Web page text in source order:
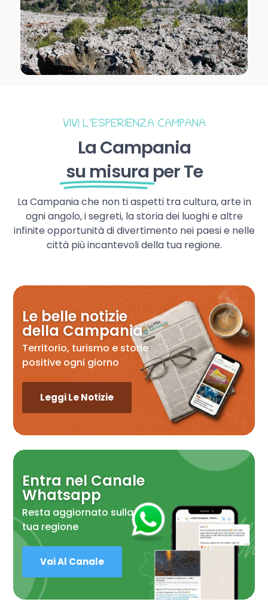
VIVI L’ESPERIENZA CAMPANA
La Campania
su misura per Te
La Campania che non ti aspetti tra cultura, arte in
ogni angolo, i segreti, la storia dei luoghi e altre
infinite opportunità di divertimento nei paesi e nelle
città più incantevoli della tua regione.
Le belle notizie
della Campania
Territorio, turismo e storie
positive ogni giorno
Leggi Le Notizie
Entra nel Canale
Whatsapp
Resta aggiornato sulla
tua regione
Vai Al Canale